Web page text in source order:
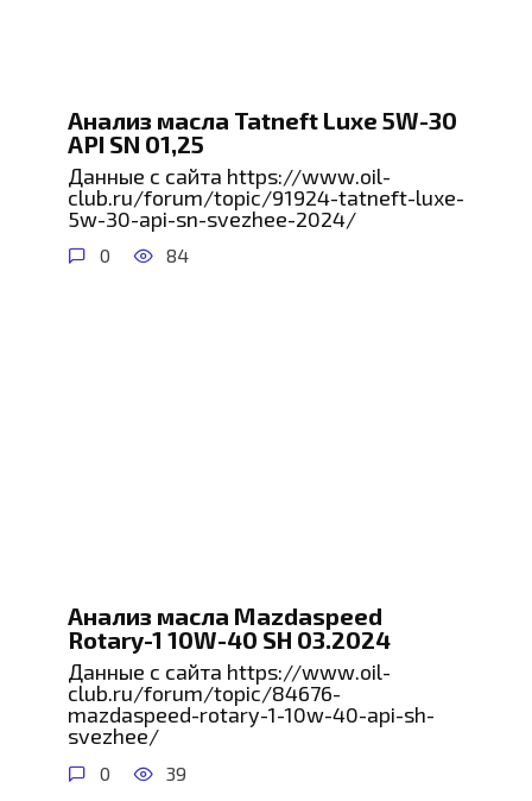
Анализ масла Tatneft Luxe 5W-30
API SN 01,25
Данные с сайта https://www.oil-
club.ru/forum/topic/91924-tatneft-luxe-
5w-30-api-sn-svezhee-2024/
0 84
Анализ масла Mazdaspeed
Rotary-1 10W-40 SH 03.2024
Данные с сайта https://www.oil-
club.ru/forum/topic/84676-
mazdaspeed-rotary-1-10w-40-api-sh-
svezhee/
0 39